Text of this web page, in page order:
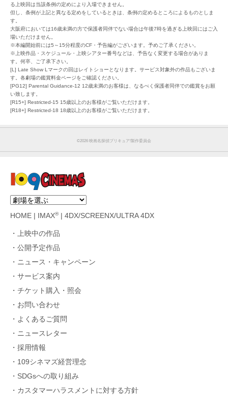
る上映回は当該条例の定めにより入場できません。
但し、条例が上記と異なる定めをしているときは、条例の定めるところによるものとしま
す。
大阪府においては16歳未満の方で保護者同伴でない場合は午後7時を過ぎる上映回にはご入
場いただけません。
※本編開始前には5～15分程度のCF・予告編がございます。予めご了承ください。
※上映作品・スケジュール・上映シアター番号などは、予告なく変更する場合がありま
す。何卒、ご了承下さい。
[L] Late Show Lマークの回はレイトショーとなります。サービス対象外の作品もございま
す。各劇場の鑑賞料金ページをご確認ください。
[PG12] Parental Guidance-12 12歳未満のお客様は、なるべく保護者同伴での鑑賞をお願
い致します。
[R15+] Restricted-15 15歳以上のお客様がご覧いただけます。
[R18+] Restricted-18 18歳以上のお客様がご覧いただけます。
©︎2026 映画名探偵プリキュア!製作委員会
HOME IMAX®| 4DX/SCREENX/ULTRA 4DX
上映中の作品
公開予定作品
ニュース・キャンペーン
サービス案内
チケット購入・照会
お問い合わせ
よくあるご質問
ニュースレター
採用情報
109シネマズ経営理念
SDGsへの取り組み
カスタマーハラスメントに対する方針